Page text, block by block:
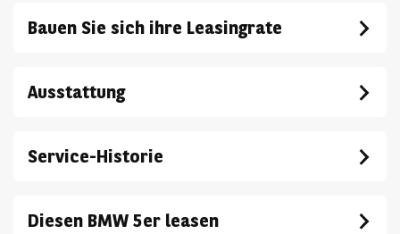
Bauen Sie sich ihre Leasingrate
Ausstattung
Service-Historie
Diesen BMW 5er leasen